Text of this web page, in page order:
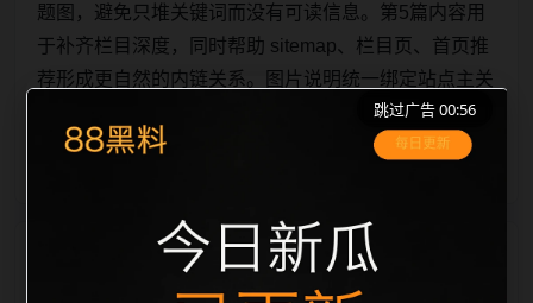
题图，避免只堆关键词而没有可读信息。第5篇内容用
于补齐栏目深度，同时帮助 sitemap、栏目页、首页推
荐形成更自然的内链关系。图片说明统一绑定站点主关
键词、栏目词和文章标题，让搜索引擎能够从标题、正
文、图片 alt、title 之
跳过广告 00:55